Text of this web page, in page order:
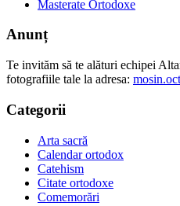
Masterate Ortodoxe
Anunț
Te invităm să te alături echipei
fotografiile tale la adresa:
Categorii
Arta sacră
Calendar ortodox
Catehism
Citate ortodoxe
Comemorări